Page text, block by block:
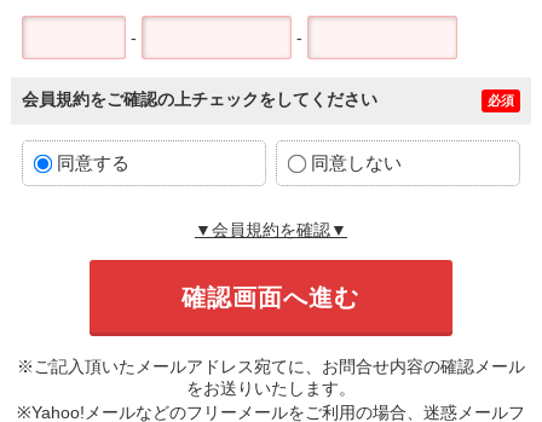
- -
会員規約をご確認の上チェックをしてください 必須
同意する 同意しない
▼会員規約を確認▼
※ご記入頂いたメールアドレス宛てに、お問合せ内容の確認メール
をお送りいたします。
※Yahoo!メールなどのフリーメールをご利用の場合、迷惑メールフ